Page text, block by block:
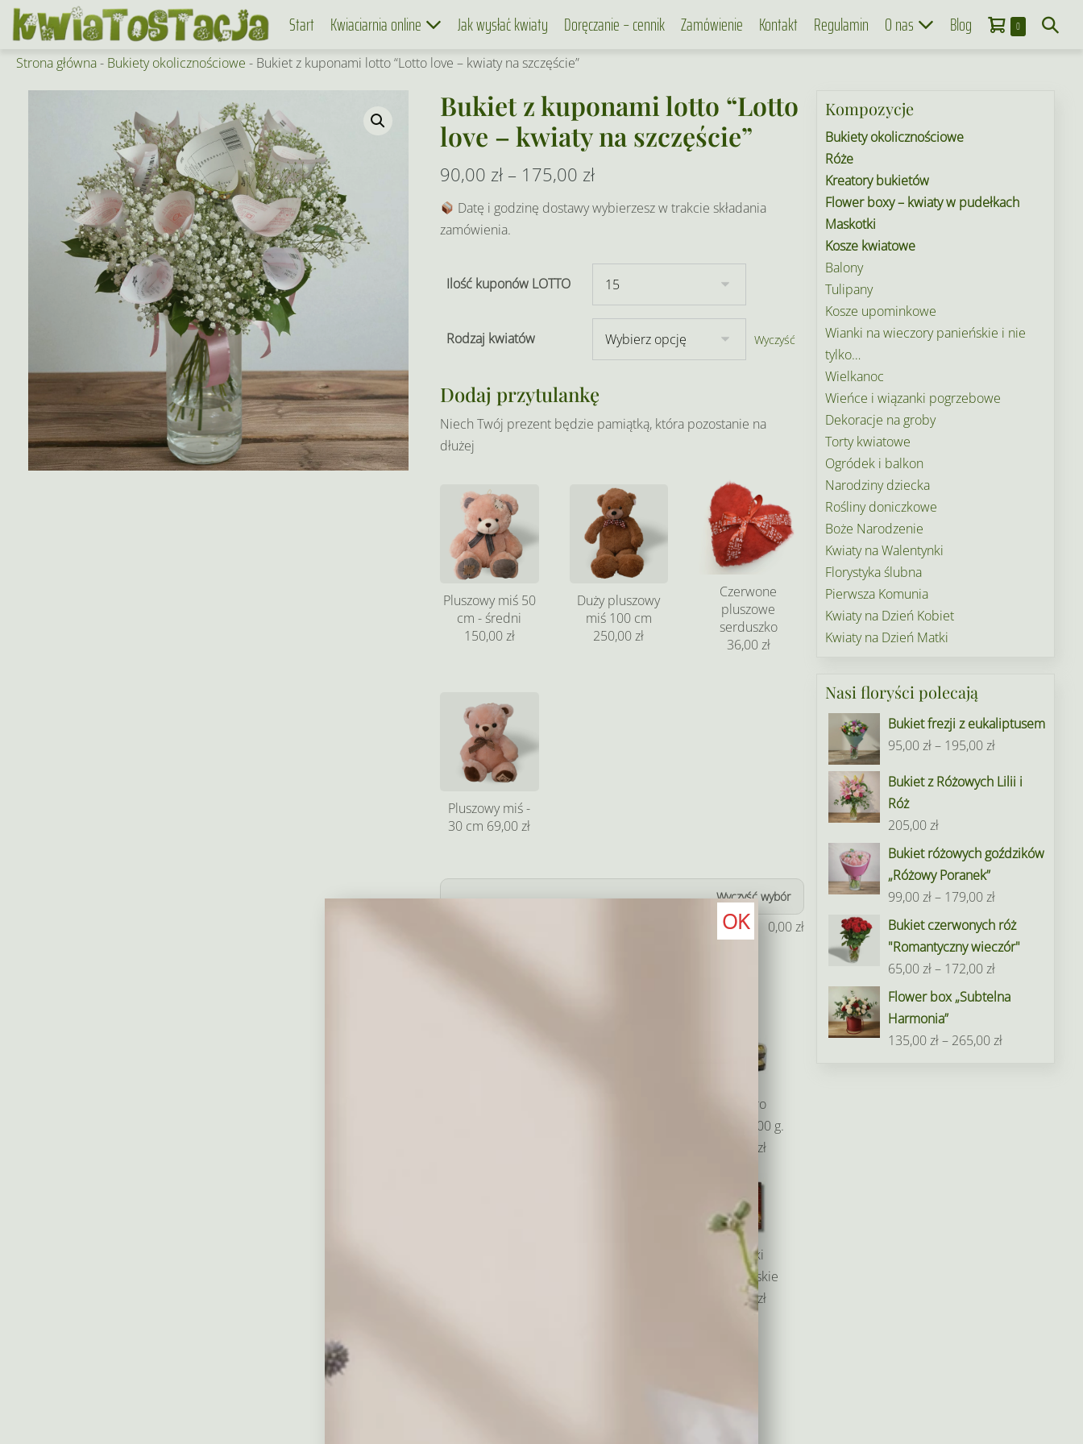
Skip
Start Kwiaciarnia online Jak wysłać kwiaty Doręczanie – cennik Zamówienie Kontakt Regulamin O nas Blog Koszyk
0Items
in
Search
Strona główna- Bukiety okolicznościowe - Bukiet z kuponami lotto “Lotto love – kwiaty na szczęście”
Bukiet z kuponami lotto “Lotto
love – kwiaty na szczęście”
90,00 zł – 175,00 złZakres
cen:
90,00 zł
do
175,00 zł
Datę i godzinę dostawy wybierzesz w trakcie składania
zamówienia.
Ilość kuponów LOTTO
Rodzaj kwiatów Wyczyść
Dodaj przytulankę
Niech Twój prezent będzie pamiątką, która pozostanie na
dłużej
Pluszowy miś 50
cm - średni
150,00 zł
Duży pluszowy
miś 100 cm
250,00 zł
Czerwone
pluszowe
serduszko
36,00 zł
Pluszowy miś -
30 cm 69,00 zł
Wyczyść wybór
0,00zł
Ferrero
Rocher 200 g.
49,00 zł
Baryłki
wedlowskie
55,00 zł
Kompozycje
Bukiety okolicznościowe
Róże
Kreatory bukietów
Flower boxy – kwiaty w pudełkach
Maskotki
Kosze kwiatowe
Balony
Tulipany
Kosze upominkowe
Wianki na wieczory panieńskie i nie
tylko…
Wielkanoc
Wieńce i wiązanki pogrzebowe
Dekoracje na groby
Torty kwiatowe
Ogródek i balkon
Narodziny dziecka
Rośliny doniczkowe
Boże Narodzenie
Kwiaty na Walentynki
Florystyka ślubna
Pierwsza Komunia
Kwiaty na Dzień Kobiet
Kwiaty na Dzień Matki
Nasi floryści polecają
Bukiet frezji z eukaliptusem
95,00zł– 195,00złZakres
od
195,00 zł
Bukiet z Różowych Lilii i
Róż
205,00zł
Bukiet różowych goździków
„Różowy Poranek”
99,00zł– 179,00złZakres
cen:
od
179,00 zł
Bukiet czerwonych róż
"Romantyczny wieczór"
65,00zł– 172,00złZakres
cen:
65,00 zł
Flower box „Subtelna
Harmonia”
135,00zł– 265,00złZakres
OK